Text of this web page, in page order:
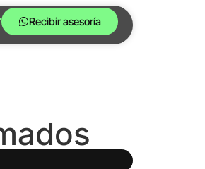
Recibir asesoría